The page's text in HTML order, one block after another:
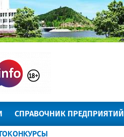
СПРАВОЧНИК ПРЕДПРИЯТИЙ